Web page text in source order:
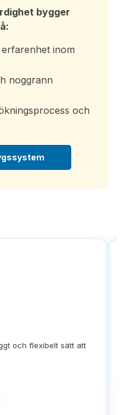
bygger
inom
noggrann
och
och flexibelt sätt att